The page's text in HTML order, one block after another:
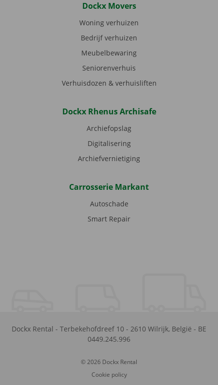
Dockx Movers
Woning verhuizen
Bedrijf verhuizen
Meubelbewaring
Seniorenverhuis
Verhuisdozen & verhuisliften
Dockx Rhenus Archisafe
Archiefopslag
Digitalisering
Archiefvernietiging
Carrosserie Markant
Autoschade
Smart Repair
Dockx Rental - Terbekehofdreef 10 - 2610 Wilrijk, België - BE
0449.245.996
© 2026 Dockx Rental
Cookie policy